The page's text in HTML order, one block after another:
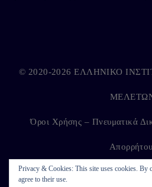
Privacy & Cookies: This site uses cookies. By
agree to their use.
© 2020-2026 ΕΛΛΗΝΙΚΟ
Όροι Χρήσης – Πνευματικά
Απορρήτου
Developed by